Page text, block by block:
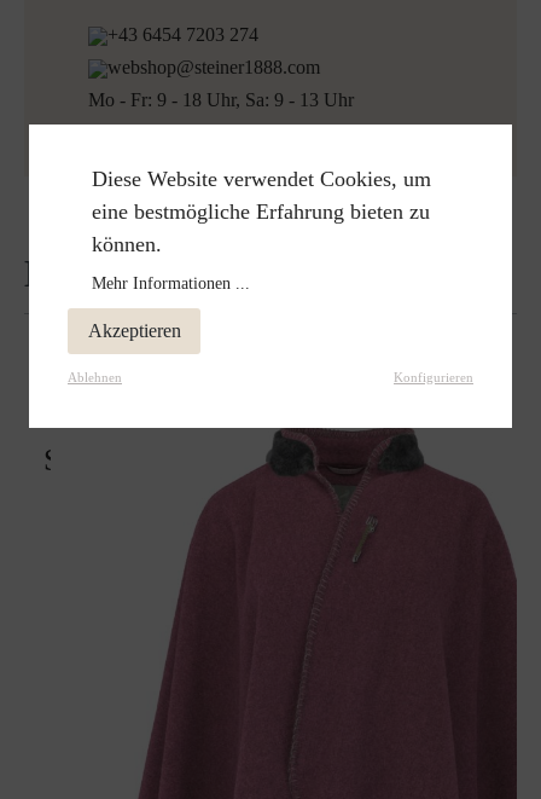
+43 6454 7203 274
webshop@steiner1888.com
Mo - Fr: 9 - 18 Uhr, Sa: 9 - 13 Uhr
Bewertungen
Schon gesehen?
Diese Website verwendet Cookies, um
eine bestmögliche Erfahrung bieten zu
können.
Mehr Informationen ...
Akzeptieren
Ablehnen Konfigurieren